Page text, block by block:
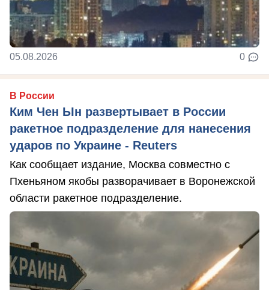
05.08.2026 0
В России
Ким Чен Ын развертывает в России
ракетное подразделение для нанесения
ударов по Украине - Reuters
Как сообщает издание, Москва совместно с
Пхеньяном якобы разворачивает в Воронежской
области ракетное подразделение.